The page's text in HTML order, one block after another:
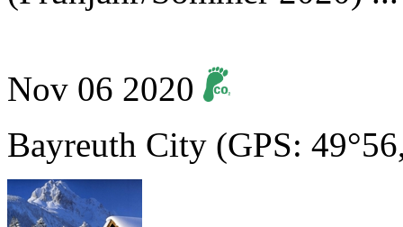
Bayreuth City (GPS: